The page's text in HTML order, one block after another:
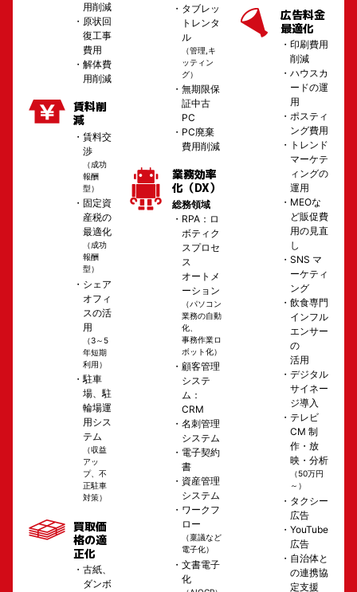
用削減
原状回
復工事
費用
解体費
用削減
賃料削
減
賃料交
渉
（成功
報酬
型）
固定資
産税の
最適化
（成功
報酬
型）
シェア
オフィ
スの活
用
（3～5
年短期
利用）
駐車
場、駐
輪場運
用シス
テム
（収益
アッ
プ、不
正駐車
対策）
買取価
格の適
正化
古紙、
ダンボ
タブレッ
トレンタ
ル
（管理,キ
ッティン
グ）
無期限保
証中古
PC
PC廃棄
費用削減
業務効率
化（DX）
総務領域
RPA：ロ
ボティク
スプロセ
ス
オートメ
ーション
（パソコン
業務の自動
化、
事務作業ロ
ボット化）
顧客管理
システ
ム：
CRM
名刺管理
システム
電子契約
書
資産管理
システム
ワークフ
ロー
（稟議など
電子化）
文書電子
化
広告料金
最適化
印刷費用
削減
ハウスカ
ードの運
用
ポスティ
ング費用
トレンド
マーケテ
ィングの
運用
MEOな
ど販促費
用の見直
し
SNS マ
ーケティ
ング
飲食専門
インフル
エンサー
の
活用
デジタル
サイネー
ジ導入
テレビ
CM 制
作・放
映・分析
（50万円
～）
タクシー
広告
YouTube
広告
自治体と
の連携協
定支援